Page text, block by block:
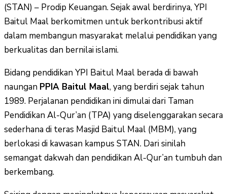
(STAN) – Prodip Keuangan. Sejak awal berdirinya, YPI
Baitul Maal berkomitmen untuk berkontribusi aktif
dalam membangun masyarakat melalui pendidikan yang
berkualitas dan bernilai islami.
Bidang pendidikan YPI Baitul Maal berada di bawah
naungan PPIA Baitul Maal, yang berdiri sejak tahun
1989. Perjalanan pendidikan ini dimulai dari Taman
Pendidikan Al-Qur’an (TPA) yang diselenggarakan secara
sederhana di teras Masjid Baitul Maal (MBM), yang
berlokasi di kawasan kampus STAN. Dari sinilah
semangat dakwah dan pendidikan Al-Qur’an tumbuh dan
berkembang.